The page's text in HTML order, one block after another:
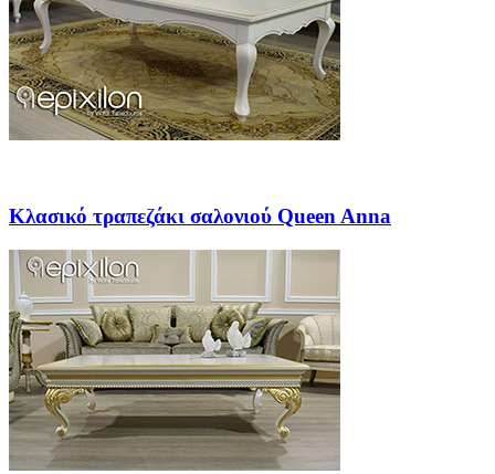
Κλασικό τραπεζάκι σαλονιού Queen Anna